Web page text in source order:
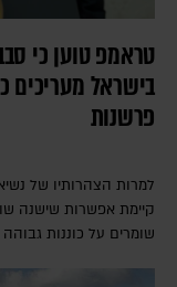
טראמפ טוען כי
בישראל מעריכים
פרשנות
למרות הצהרותיו של
קיימת אפשרות שישנה
שומרים על כוננות